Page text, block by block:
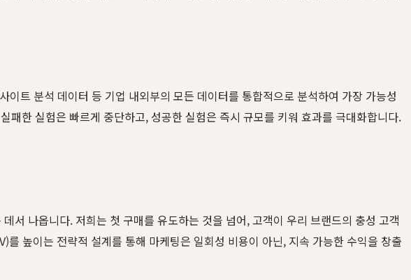
트 분석 데이터 등 기업 내외부의 모든 데이터를 통합적으로 분석하여 가장 가능성
한 실험은 빠르게 중단하고, 성공한 실험은 즉시 규모를 키워 효과를 극대화합니다.
서 나옵니다. 저희는 첫 구매를 유도하는 것을 넘어, 고객이 우리 브랜드의 충성 고객
높이는 전략적 설계를 통해 마케팅은 일회성 비용이 아닌, 지속 가능한 수익을 창출